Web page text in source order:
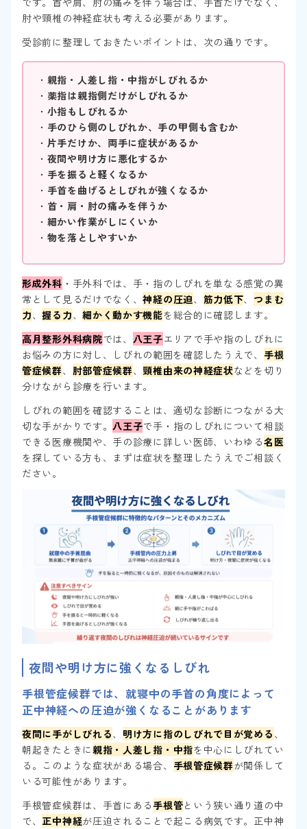
肘や頸椎の神経症状も考える必要があります。
受診前に整理しておきたいポイントは、次の通りです。
・ 親指・人差し指・中指がしびれるか
・ 薬指は親指側だけがしびれるか
・ 小指もしびれるか
・ 手のひら側のしびれか、手の甲側も含むか
・ 片手だけか、両手に症状があるか
・ 夜間や明け方に悪化するか
・ 手を振ると軽くなるか
・ 手首を曲げるとしびれが強くなるか
・ 首・肩・肘の痛みを伴うか
・ 細かい作業がしにくいか
・ 物を落としやすいか
形成外科 ・手外科では、手・指のしびれを単なる感覚の異
常として見るだけでなく、神経の圧迫、 筋力低下、 つまむ
力、握る力、細かく動かす機能を総合的に確認します。
高月整形外科病院では、 八王子エリアで手や指のしびれに
お悩みの方に対し、しびれの範囲を確認したうえで、 手根
管症候群、 肘部管症候群、頸椎由来の神経症状などを切り
分けながら診療を行います。
しびれの範囲を確認することは、適切な診断につながる大
切な手がかりです。八王子で手・指のしびれについて相談
できる医療機関や、手の診療に詳しい医師、いわゆる名医
を探している方も、まずは症状を整理したうえでご相談く
ださい。
夜間や明け方に強くなるしびれ
手根管症候群では、就寝中の手首の角度によって
正中神経への圧迫が強くなることがあります
夜間に手がしびれる、 明け方に指のしびれで目が覚める 、
朝起きたときに親指・人差し指・中指を中心にしびれてい
る。このような症状がある場合、 手根管症候群が関係して
いる可能性があります。
手根管症候群は、手首にある 手根管という狭い通り道の中
で、 正中神経が圧迫されることで起こる病気です。正中神